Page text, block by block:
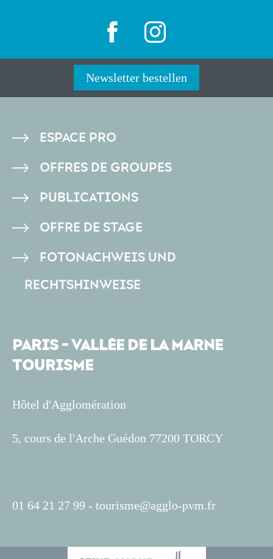
Newsletter bestellen
PIED
DE
ESPACE PRO
OFFRES DE GROUPES
PUBLICATIONS
OFFRE DE STAGE
FOTONACHWEIS UND
RECHTSHINWEISE
PARIS - VALLÉE DE LA MARNE
TOURISME
Hôtel d'Agglomération
5, cours de l'Arche Guédon 77200 TORCY
01 64 21 27 99 - tourisme@agglo-pvm.fr